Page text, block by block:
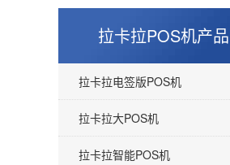
拉卡拉POS机产品
拉卡拉电签版POS机
拉卡拉大POS机
拉卡拉智能POS机